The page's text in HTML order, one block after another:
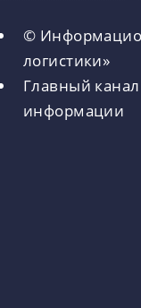
©
логистики»
Главный
информации